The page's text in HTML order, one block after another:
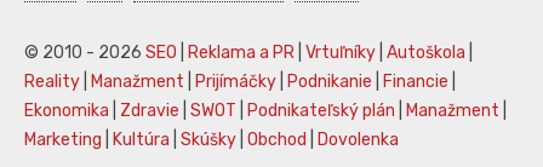
© 2010 - 2026 SEO Reklama a PR Vrtuľníky Autoškola
Reality
Manažment Prijímáčky Podnikanie Financie
Ekonomika
Zdravie SWOT Podnikateľský plán Manažment
Marketing
Kultúra Skúšky Obchod Dovolenka